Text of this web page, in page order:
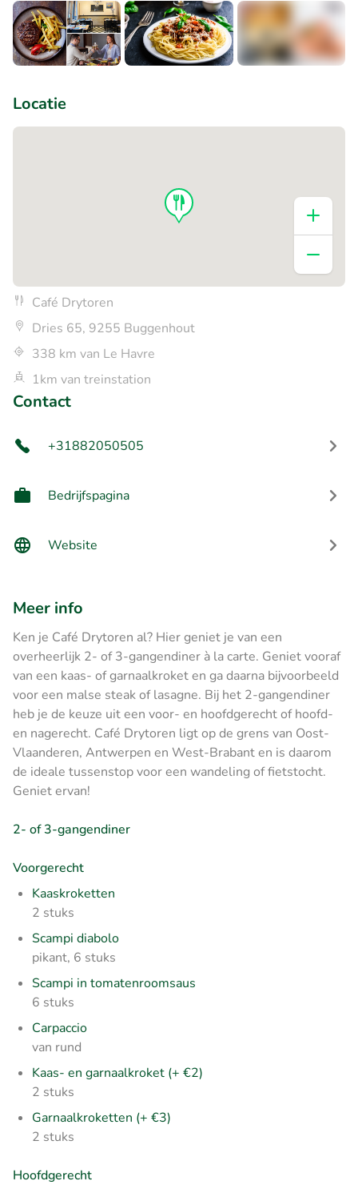
Locatie
Café Drytoren
Dries 65, 9255 Buggenhout
338 km van Le Havre
1km van treinstation
Contact
+31882050505
Bedrijfspagina
Website
Meer info
Ken je Café Drytoren al? Hier geniet je van een
overheerlijk 2- of 3-gangendiner à la carte. Geniet vooraf
van een kaas- of garnaalkroket en ga daarna bijvoorbeeld
voor een malse steak of lasagne. Bij het 2-gangendiner
heb je de keuze uit een voor- en hoofdgerecht of hoofd-
en nagerecht. Café Drytoren ligt op de grens van Oost-
Vlaanderen, Antwerpen en West-Brabant en is daarom
de ideale tussenstop voor een wandeling of fietstocht.
Geniet ervan!
2- of 3-gangendiner
Voorgerecht
Kaaskroketten
2 stuks
Scampi diabolo
pikant, 6 stuks
Scampi in tomatenroomsaus
6 stuks
Carpaccio
van rund
Kaas- en garnaalkroket (+ €2)
2 stuks
Garnaalkroketten (+ €3)
2 stuks
Hoofdgerecht